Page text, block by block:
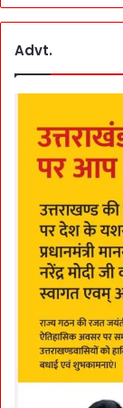
Advt.